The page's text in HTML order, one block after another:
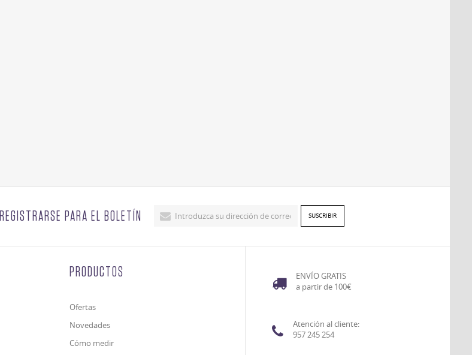
REGISTRARSE PARA EL BOLETÍN
PRODUCTOS
Ofertas
Novedades
Cómo medir
ENVÍO GRATIS
a partir de 100€
Atención al cliente:
957 245 254